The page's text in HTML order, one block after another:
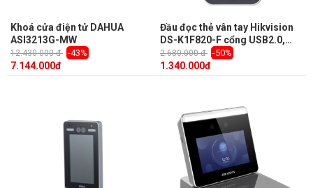
Khoá cửa điện tử DAHUA
ASI3213G-MW
12.430.000 đ -43%
7.144.000đ
Đầu đọc thẻ vân tay Hikvision
DS-K1F820-F cổng USB2.0,
Quang học, Đèn nền đỏ
2.680.000 đ -50%
1.340.000đ